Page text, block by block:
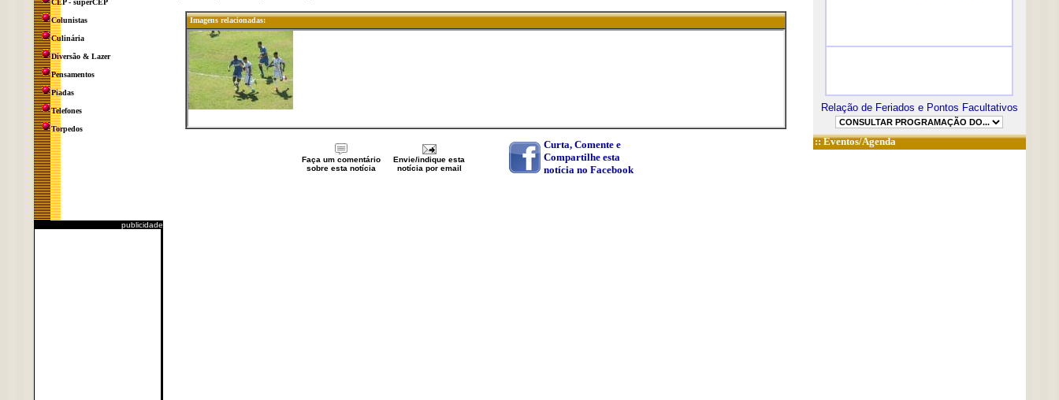
CEP - superCEP
Colunistas
Culinária
Diversão & Lazer
Pensamentos
Piadas
Telefones
Torpedos
publicidade
Imagens relacionadas:
Curta, Comente e
Compartilhe esta
notícia no Facebook
Faça um comentário
sobre esta notícia
Envie/indique esta
notícia por email
Relação de Feriados e Pontos Facultativos
::Eventos/Agenda